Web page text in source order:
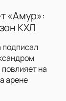
«Амур»:
КХЛ
подписал
на
арене